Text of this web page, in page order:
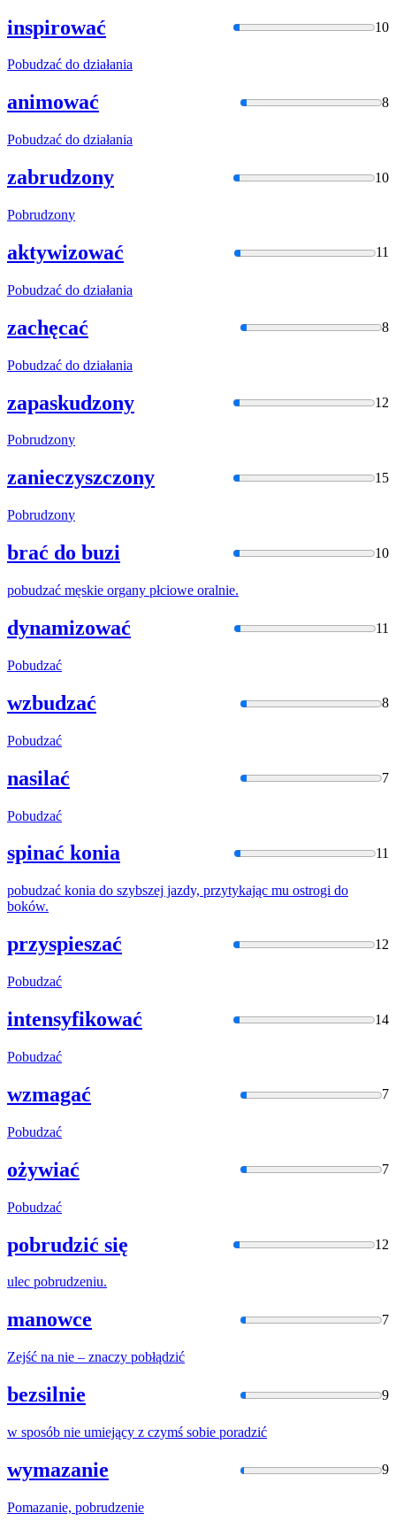
inspirować 10
Pobudzać do działania
animować 8
Pobudzać do działania
zabrudzony 10
Pobrudzony
aktywizować 11
Pobudzać do działania
zachęcać 8
Pobudzać do działania
zapaskudzony 12
Pobrudzony
zanieczyszczony 15
Pobrudzony
brać do buzi 10
pobudzać męskie organy płciowe oralnie.
dynamizować 11
Pobudzać
wzbudzać 8
Pobudzać
nasilać 7
Pobudzać
spinać konia 11
pobudzać konia do szybszej jazdy, przytykając mu ostrogi do
boków.
przyspieszać 12
Pobudzać
intensyfikować 14
Pobudzać
wzmagać 7
Pobudzać
ożywiać 7
Pobudzać
pobrudzić się 12
ulec pobrudzeniu.
manowce 7
Zejść na nie – znaczy pobłądzić
bezsilnie 9
w sposób nie umiejący z czymś sobie poradzić
wymazanie 9
Pomazanie, pobrudzenie